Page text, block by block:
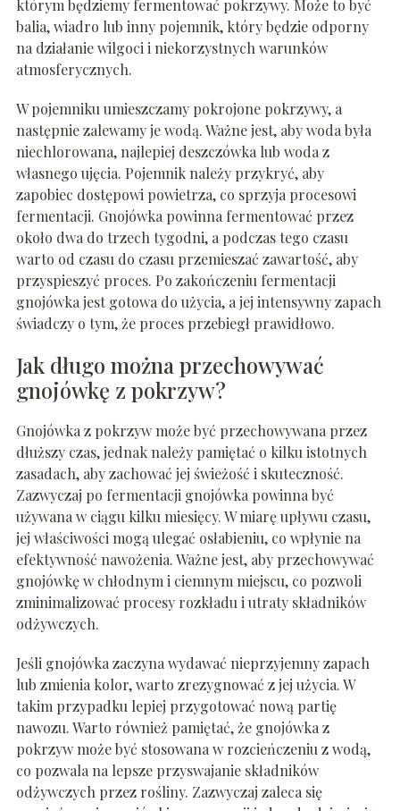
którym będziemy fermentować pokrzywy. Może to być
balia, wiadro lub inny pojemnik, który będzie odporny
na działanie wilgoci i niekorzystnych warunków
atmosferycznych.
W pojemniku umieszczamy pokrojone pokrzywy, a
następnie zalewamy je wodą. Ważne jest, aby woda była
niechlorowana, najlepiej deszczówka lub woda z
własnego ujęcia. Pojemnik należy przykryć, aby
zapobiec dostępowi powietrza, co sprzyja procesowi
fermentacji. Gnojówka powinna fermentować przez
około dwa do trzech tygodni, a podczas tego czasu
warto od czasu do czasu przemieszać zawartość, aby
przyspieszyć proces. Po zakończeniu fermentacji
gnojówka jest gotowa do użycia, a jej intensywny zapach
świadczy o tym, że proces przebiegł prawidłowo.
Jak długo można przechowywać
gnojówkę z pokrzyw?
Gnojówka z pokrzyw może być przechowywana przez
dłuższy czas, jednak należy pamiętać o kilku istotnych
zasadach, aby zachować jej świeżość i skuteczność.
Zazwyczaj po fermentacji gnojówka powinna być
używana w ciągu kilku miesięcy. W miarę upływu czasu,
jej właściwości mogą ulegać osłabieniu, co wpłynie na
efektywność nawożenia. Ważne jest, aby przechowywać
gnojówkę w chłodnym i ciemnym miejscu, co pozwoli
zminimalizować procesy rozkładu i utraty składników
odżywczych.
Jeśli gnojówka zaczyna wydawać nieprzyjemny zapach
lub zmienia kolor, warto zrezygnować z jej użycia. W
takim przypadku lepiej przygotować nową partię
nawozu. Warto również pamiętać, że gnojówka z
pokrzyw może być stosowana w rozcieńczeniu z wodą,
co pozwala na lepsze przyswajanie składników
odżywczych przez rośliny. Zazwyczaj zaleca się